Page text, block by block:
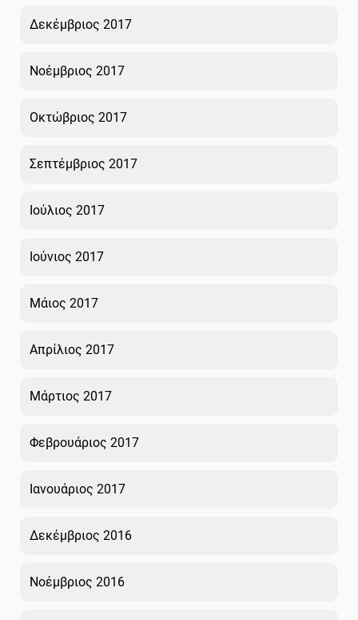
Δεκέμβριος 2017
Νοέμβριος 2017
Οκτώβριος 2017
Σεπτέμβριος 2017
Ιούλιος 2017
Ιούνιος 2017
Μάιος 2017
Απρίλιος 2017
Μάρτιος 2017
Φεβρουάριος 2017
Ιανουάριος 2017
Δεκέμβριος 2016
Νοέμβριος 2016